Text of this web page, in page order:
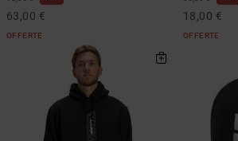
63,00 €
OFFERTE
18,00 €
OFFERTE